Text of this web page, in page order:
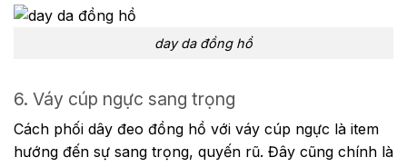
day da đồng hồ
6. Váy cúp ngực sang trọng
Cách phối dây đeo đồng hồ với váy cúp ngực là item
hướng đến sự sang trọng, quyến rũ. Đây cũng chính là